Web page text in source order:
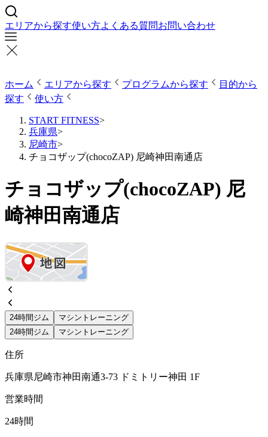
エリアから探す使い方よくある質問お問い合わせ
ホーム エリアから探す プログラムから探す
目的から
探す
使い方
START FITNESS>
兵庫県>
尼崎市>
チョコザップ(chocoZAP) 尼崎神田南通店
チョコザップ(chocoZAP) 尼
崎神田南通店
24時間ジム
マシントレーニング
24時間ジム
マシントレーニング
住所
兵庫県尼崎市神田南通3-73 ドミトリー神田 1F
営業時間
24時間